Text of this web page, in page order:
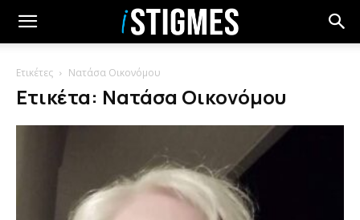
Ετικέτες Νατάσα Οικονόμου
Ετικέτα: Νατάσα Οικονόμου